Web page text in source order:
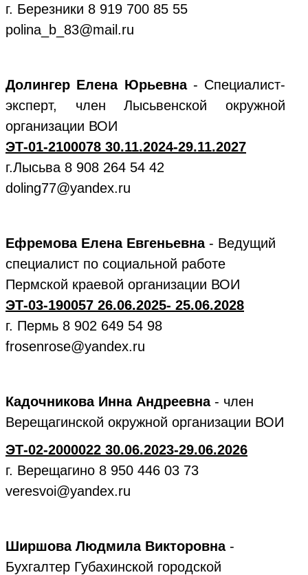
г. Березники 8 919 700 85 55
polina_b_83@mail.ru
Долингер Елена Юрьевна- Специалист-
эксперт, член Лысьвенской окружной
организации ВОИ
ЭТ-01-2100078 30.11.2024-29.11.2027
г.Лысьва 8 908 264 54 42
doling77@yandex.ru
Ефремова Елена Евгеньевна- Ведущий
специалист по социальной работе
Пермской краевой организации ВОИ
ЭТ-03-190057 26.06.2025- 25.06.2028
г. Пермь 8 902 649 54 98
frosenrose@yandex.ru
Кадочникова Инна Андреевна- член
Верещагинской окружной организации ВОИ
ЭТ-02-2000022 30.06.2023-29.06.2026
г. Верещагино 8 950 446 03 73
veresvoi@yandex.ru
Ширшова Людмила Викторовна-
Бухгалтер Губахинской городской